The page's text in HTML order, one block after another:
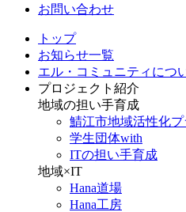
お問い合わせ
トップ
お知らせ一覧
エル・コミュニティにつ
プロジェクト紹介
地域の担い手育成
鯖江市地域活性化プ
学生団体with
ITの担い手育成
地域×IT
Hana道場
Hana工房